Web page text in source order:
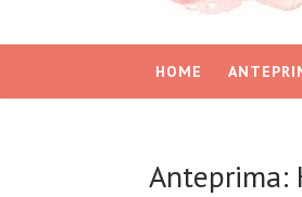
HOME
Anteprima: